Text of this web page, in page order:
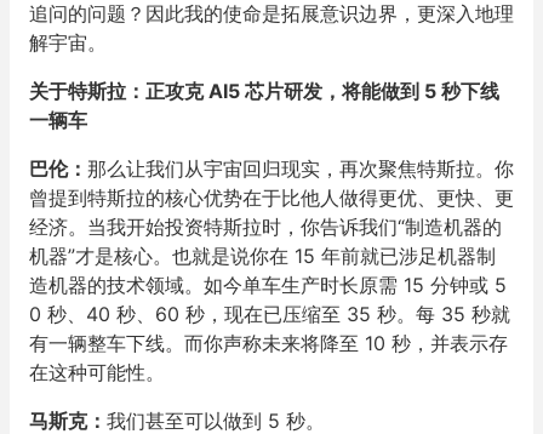
追问的问题？因此我的使命是拓展意识边界，更深入地理
解宇宙。
关于特斯拉：正攻克 AI5 芯片研发，将能做到 5 秒下线
一辆车
巴伦： 那么让我们从宇宙回归现实，再次聚焦特斯拉。你
曾提到特斯拉的核心优势在于比他人做得更优、更快、更
经济。当我开始投资特斯拉时，你告诉我们“制造机器的
机器”才是核心。也就是说你在 15 年前就已涉足机器制
造机器的技术领域。如今单车生产时长原需 15 分钟或 5
0 秒、40 秒、60 秒，现在已压缩至 35 秒。每 35 秒就
有一辆整车下线。而你声称未来将降至 10 秒，并表示存
在这种可能性。
马斯克： 我们甚至可以做到 5 秒。